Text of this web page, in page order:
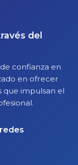
del
confianza en
en ofrecer
que impulsan el